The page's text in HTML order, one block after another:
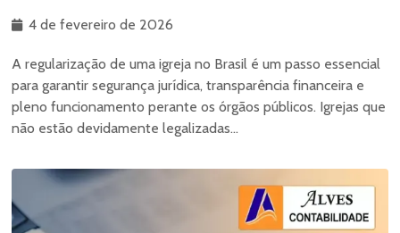
4 de fevereiro de 2026
A regularização de uma igreja no Brasil é um passo essencial
para garantir segurança jurídica, transparência financeira e
pleno funcionamento perante os órgãos públicos. Igrejas que
não estão devidamente legalizadas...